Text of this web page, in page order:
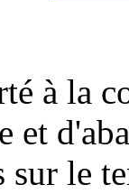
à la
et
sur le